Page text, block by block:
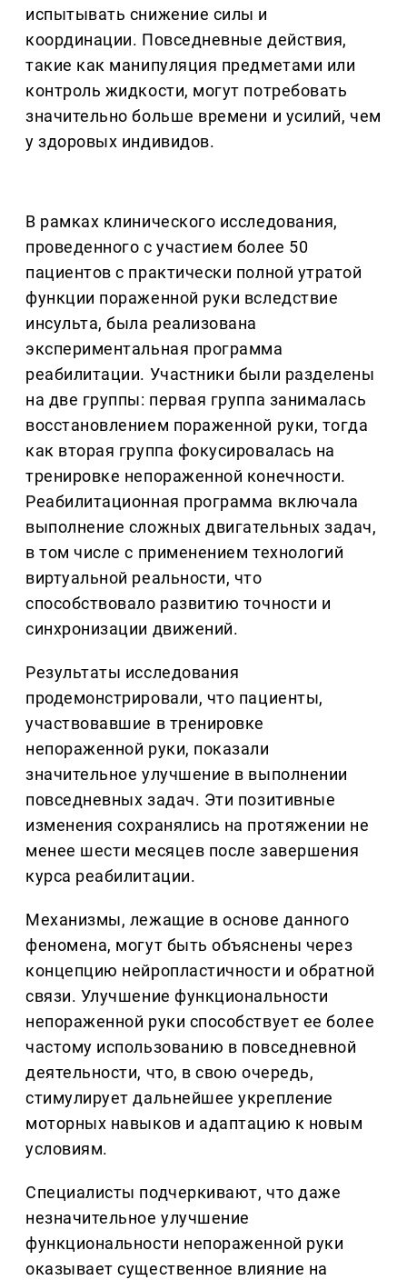
испытывать снижение силы и
координации. Повседневные действия,
такие как манипуляция предметами или
контроль жидкости, могут потребовать
значительно больше времени и усилий, чем
у здоровых индивидов.
В рамках клинического исследования,
проведенного с участием более 50
пациентов с практически полной утратой
функции пораженной руки вследствие
инсульта, была реализована
экспериментальная программа
реабилитации. Участники были разделены
на две группы: первая группа занималась
восстановлением пораженной руки, тогда
как вторая группа фокусировалась на
тренировке непораженной конечности.
Реабилитационная программа включала
выполнение сложных двигательных задач,
в том числе с применением технологий
виртуальной реальности, что
способствовало развитию точности и
синхронизации движений.
Результаты исследования
продемонстрировали, что пациенты,
участвовавшие в тренировке
непораженной руки, показали
значительное улучшение в выполнении
повседневных задач. Эти позитивные
изменения сохранялись на протяжении не
менее шести месяцев после завершения
курса реабилитации.
Механизмы, лежащие в основе данного
феномена, могут быть объяснены через
концепцию нейропластичности и обратной
связи. Улучшение функциональности
непораженной руки способствует ее более
частому использованию в повседневной
деятельности, что, в свою очередь,
стимулирует дальнейшее укрепление
моторных навыков и адаптацию к новым
условиям.
Специалисты подчеркивают, что даже
незначительное улучшение
функциональности непораженной руки
оказывает существенное влияние на